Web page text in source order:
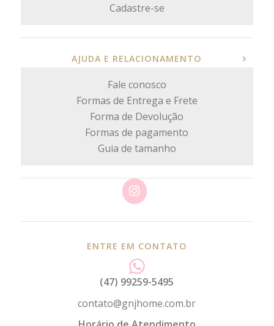
Cadastre-se
AJUDA E RELACIONAMENTO
Fale conosco
Formas de Entrega e Frete
Forma de Devolução
Formas de pagamento
Guia de tamanho
ENTRE EM CONTATO
(47) 99259-5495
contato@gnjhome.com.br